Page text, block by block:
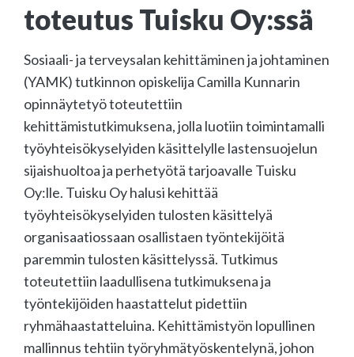
toteutus Tuisku Oy:ssä
Sosiaali- ja terveysalan kehittäminen ja johtaminen
(YAMK) tutkinnon opiskelija Camilla Kunnarin
opinnäytetyö toteutettiin
kehittämistutkimuksena, jolla luotiin toimintamalli
työyhteisökyselyiden käsittelylle lastensuojelun
sijaishuoltoa ja perhetyötä tarjoavalle Tuisku
Oy:lle. Tuisku Oy halusi kehittää
työyhteisökyselyiden tulosten käsittelyä
organisaatiossaan osallistaen työntekijöitä
paremmin tulosten käsittelyssä. Tutkimus
toteutettiin laadullisena tutkimuksena ja
työntekijöiden haastattelut pidettiin
ryhmähaastatteluina. Kehittämistyön lopullinen
mallinnus tehtiin työryhmätyöskentelynä, johon